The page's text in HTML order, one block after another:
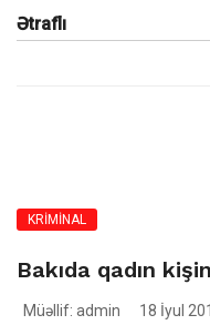
Ətraflı
KRİMİNAL
Bakıda qadın
Müəllif: admin 18 İyul